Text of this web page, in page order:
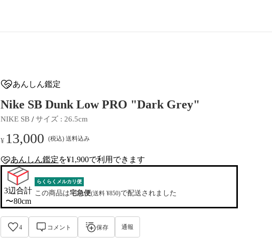
あんしん鑑定
Nike SB Dunk Low PRO "Dark Grey"
NIKE SB / サイズ : 26.5cm
¥ 13,000 (税込) 送料込み
anshin-appraisal-tag
あんしん鑑定を¥1,900で利用できます
3辺合計
〜80cm
らくらくメルカリ便
この商品は宅急便(送料 ¥850)で配送されました
4 コメント 保存 通報